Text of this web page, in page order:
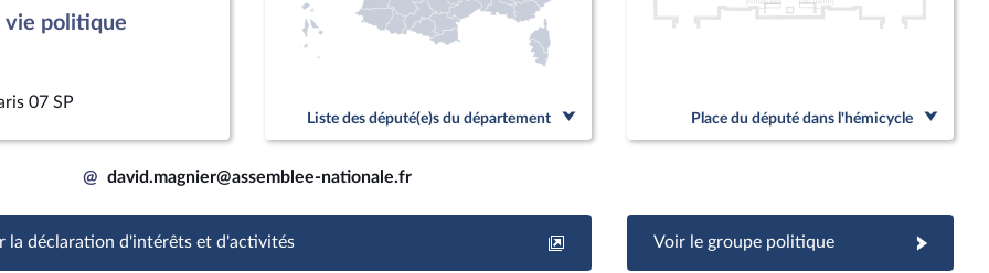
vie politique
07 SP
Liste des député(e)s du département Place du député dans l'hémicycle
@ david.magnier@assemblee-nationale.fr
la déclaration d'intérêts et d'activités Voir le groupe politique